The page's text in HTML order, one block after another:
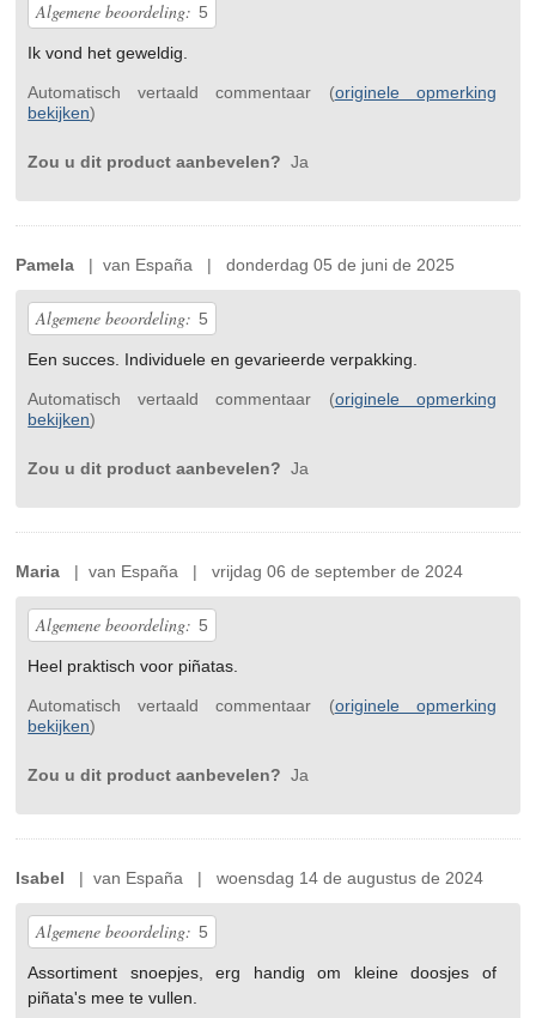
Algemene beoordeling: 5
Ik vond het geweldig.
Automatisch vertaald commentaar (originele opmerking
bekijken)
Zou u dit product aanbevelen? Ja
Pamela | van España | donderdag 05 de juni de 2025
Algemene beoordeling: 5
Een succes. Individuele en gevarieerde verpakking.
Automatisch vertaald commentaar (originele opmerking
bekijken)
Zou u dit product aanbevelen? Ja
Maria | van España | vrijdag 06 de september de 2024
Algemene beoordeling: 5
Heel praktisch voor piñatas.
Automatisch vertaald commentaar (originele opmerking
bekijken)
Zou u dit product aanbevelen? Ja
Isabel | van España | woensdag 14 de augustus de 2024
Algemene beoordeling: 5
Assortiment snoepjes, erg handig om kleine doosjes of
piñata's mee te vullen.